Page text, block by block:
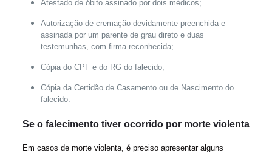
Atestado de óbito assinado por dois médicos;
Autorização de cremação devidamente preenchida e
assinada por um parente de grau direto e duas
testemunhas, com firma reconhecida;
Cópia do CPF e do RG do falecido;
Cópia da Certidão de Casamento ou de Nascimento do
falecido.
Se o falecimento tiver ocorrido por morte violenta
Em casos de morte violenta, é preciso apresentar alguns